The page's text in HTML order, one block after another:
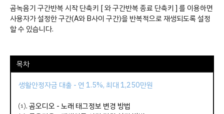
곰녹음기 구간반복 시작 단축키 [ 와 구간반복 종료 단축키 ] 를 이용하면
사용자가 설정한 구간(A와 B사이 구간)을 반복적으로 재생되도록 설정
할 수 있습니다.
목차
생활안정자금 대출 - 연 1.5%, 최대 1,250만원
⑴.곰오디오 - 노래 태그정보 변경 방법